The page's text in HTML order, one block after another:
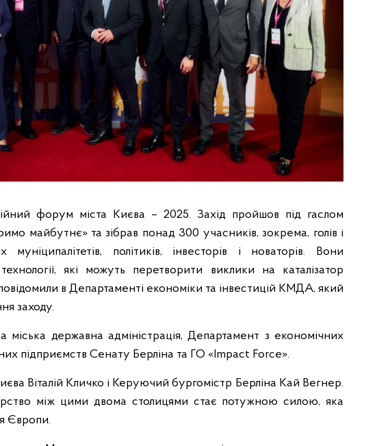
форум міста Києва – 2025. Захід пройшов під гаслом
майбутнє» та зібрав понад 300 учасників, зокрема, голів і
муніципалітетів, політиків, інвесторів і новаторів. Вони
які можуть перетворити виклики на каталізатор
в Департаменті економіки та інвестицій КМДА, який
заходу.
міська державна адміністрація, Департамент з економічних
підприємств Сенату Берліна та ГО «Impact Force».
Віталій Кличко і Керуючий бургомістр Берліна Кай Вегнер.
між цими двома столицями стає потужною силою, яка
Європи.